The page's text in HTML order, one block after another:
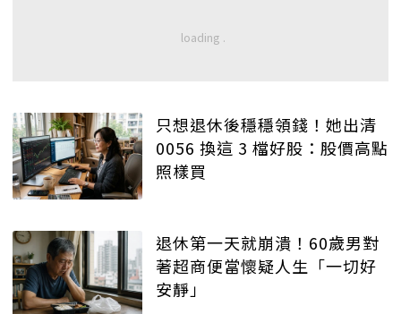
只想退休後穩穩領錢！她出清
0056 換這 3 檔好股：股價高點
照樣買
退休第一天就崩潰！60歲男對
著超商便當懷疑人生「一切好
安靜」